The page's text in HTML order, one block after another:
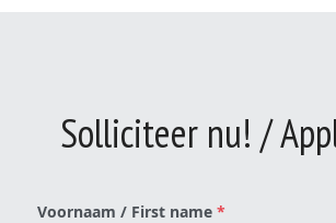
Solliciteer nu! /
Voornaam / First name*